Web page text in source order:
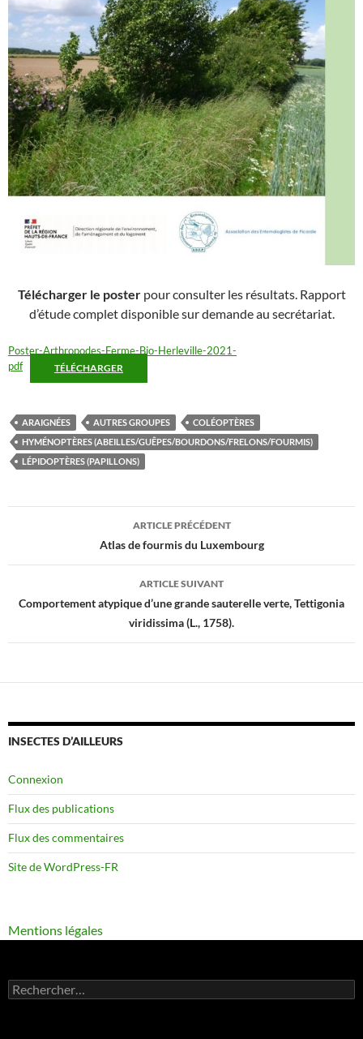
Télécharger le poster pour consulter les résultats. Rapport
d’étude complet disponible sur demande au secrétariat.
Poster-Arthropodes-Ferme-Bio-Herleville-2021-
pdf
TÉLÉCHARGER
ARAIGNÉES AUTRES GROUPES
COLÉOPTÈRES
HYMÉNOPTÈRES (ABEILLES/GUÊPES/BOURDONS/FRELONS/FOURMIS)
LÉPIDOPTÈRES (PAPILLONS)
ARTICLE PRÉCÉDENT
Atlas de fourmis du Luxembourg
ARTICLE SUIVANT
Comportement atypique d’une grande sauterelle verte, Tettigonia
viridissima (L., 1758).
INSECTES D’AILLEURS
Connexion
Flux des publications
Flux des commentaires
Site de WordPress-FR
Mentions légales
Rechercher :